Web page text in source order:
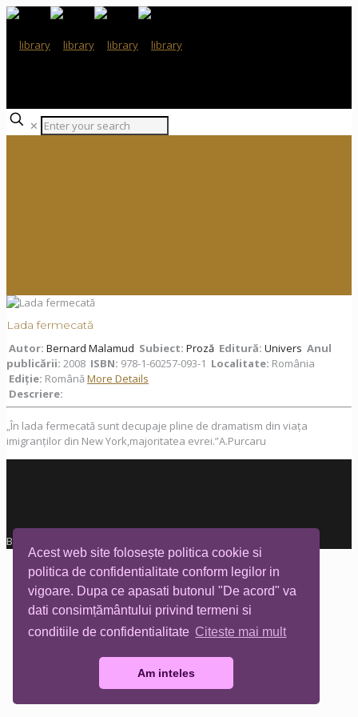
Acest web site folosește politica cookie si
politica de confidentialitate conform legilor in
vigoare. Dupa ce apasati butonul "De acord" va
dati consimțământului privind termeni si
conditiile de confidentialitate Citeste mai mult
Am inteles
✕
Lada fermecată
Autor: Bernard Malamud Subiect: Proză Editură: Univers Anul
publicării: 2008 ISBN: 978-1-60257-093-1 Localitate: România
Ediţie: Română More Details
Descriere:
„În lada fermecată sunt decupaje pline de dramatism din viața
imigranților din New York,majoritatea evrei.”A.Purcaru
Biblioteca Tia Mare © All rights reserved